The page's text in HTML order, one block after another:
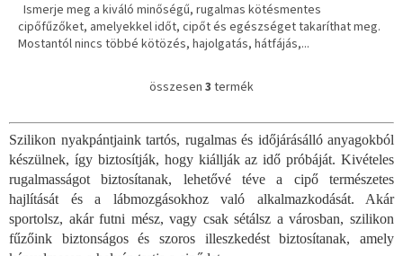
Ismerje meg a kiváló minőségű, rugalmas kötésmentes
cipőfűzőket, amelyekkel időt, cipőt és egészséget takaríthat meg.
Mostantól nincs többé kötözés, hajolgatás, hátfájás,...
L
s
t
a
i
r
á
n
y
összesen 3 termék
Szilikon nyakpántjaink tartós, rugalmas és időjárásálló anyagokból
készülnek, így biztosítják, hogy kiállják az idő próbáját. Kivételes
rugalmasságot biztosítanak, lehetővé téve a cipő természetes
hajlítását és a lábmozgásokhoz való alkalmazkodását. Akár
sportolsz, akár futni mész, vagy csak sétálsz a városban, szilikon
fűzőink biztonságos és szoros illeszkedést biztosítanak, amely